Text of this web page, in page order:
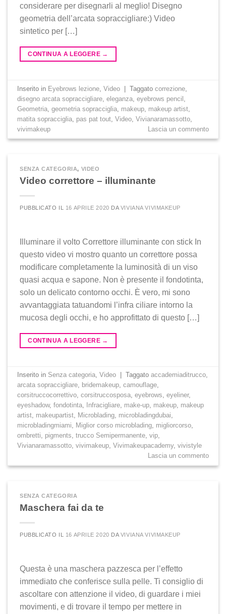
considerare per disegnarli al meglio! Disegno
geometria dell’arcata sopraccigliare:) Video
sintetico per […]
CONTINUA A LEGGERE →
Inserito in Eyebrows lezione ,Video | Taggatocorrezione
disegno arcata sopraccigliare ,eleganza ,eyebrows pencil
Geometria ,geometria sopracciglia makeup makeup artist
matita sopracciglia pas pat tout ,Video ,Vivianaramassotto
vivimakeup
Lascia un commento
SENZA CATEGORIA, VIDEO
Video correttore – illuminante
PUBBLICATO IL 16 APRILE 2020 DA VIVIANA VIVIMAKEUP
Illuminare il volto Correttore illuminante con stick In
questo video vi mostro quanto un correttore possa
modificare completamente la luminosità di un viso
quasi acqua e sapone. Non è presente il fondotinta,
solo un delicato contorno occhi. È vero, mi sono
avvantaggiata tatuandomi l’infra ciliare intorno la
mucosa degli occhi, e ho approfittato di questo […]
CONTINUA A LEGGERE →
Inserito in Senza categoria,Video Taggatoaccademiaditrucco,
arcata sopraccigliare, bridemakeup,camouflage,
corsitruccocorrettivo,corsitruccosposa,eyebrows,eyeliner,
eyeshadow,fondotinta, Infracigliare, make-up, makeup, makeup
artist, makeupartist, Microblading, microbladingdubai,
microbladingmiami, Miglior corso microblading, migliorcorso,
ombretti, pigments,trucco Semipermanente,vip,
Vivianaramassotto,vivimakeup,Vivimakeupacademy,vivistyle
Lascia un commento
SENZA CATEGORIA
Maschera fai da te
PUBBLICATO IL 16 APRILE 2020 DA VIVIANA VIVIMAKEUP
Questa è una maschera pazzesca per l’effetto
immediato che conferisce sulla pelle. Ti consiglio di
ascoltare con attenzione il video, di guardare i miei
movimenti, e di trovare il tempo per mettere in